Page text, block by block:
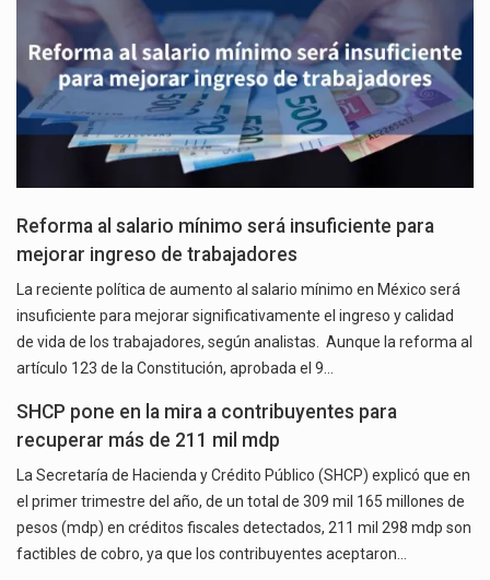
Reforma al salario mínimo será insuficiente para
mejorar ingreso de trabajadores
La reciente política de aumento al salario mínimo en México será
insuficiente para mejorar significativamente el ingreso y calidad
de vida de los trabajadores, según analistas. Aunque la reforma al
artículo 123 de la Constitución, aprobada el 9…
SHCP pone en la mira a contribuyentes para
recuperar más de 211 mil mdp
La Secretaría de Hacienda y Crédito Público (SHCP) explicó que en
el primer trimestre del año, de un total de 309 mil 165 millones de
pesos (mdp) en créditos fiscales detectados, 211 mil 298 mdp son
factibles de cobro, ya que los contribuyentes aceptaron…